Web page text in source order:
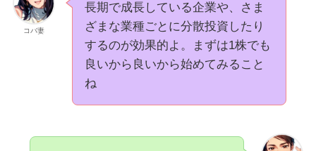
コバ妻
長期で成長している企業や、さま
ざまな業種ごとに分散投資したり
するのが効果的よ。まずは1株でも
良いから良いから始めてみること
ね